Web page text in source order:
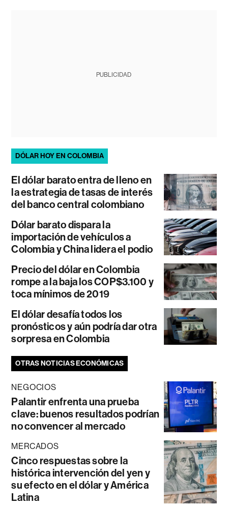
PUBLICIDAD
DÓLAR HOY EN COLOMBIA
El dólar barato entra de lleno en
la estrategia de tasas de interés
del banco central colombiano
Dólar barato dispara la
importación de vehículos a
Colombia y China lidera el podio
Precio del dólar en Colombia
rompe a la baja los COP$3.100 y
toca mínimos de 2019
El dólar desafía todos los
pronósticos y aún podría dar otra
sorpresa en Colombia
OTRAS NOTICIAS ECONÓMICAS
NEGOCIOS
Palantir enfrenta una prueba
clave: buenos resultados podrían
no convencer al mercado
MERCADOS
Cinco respuestas sobre la
histórica intervención del yen y
su efecto en el dólar y América
Latina